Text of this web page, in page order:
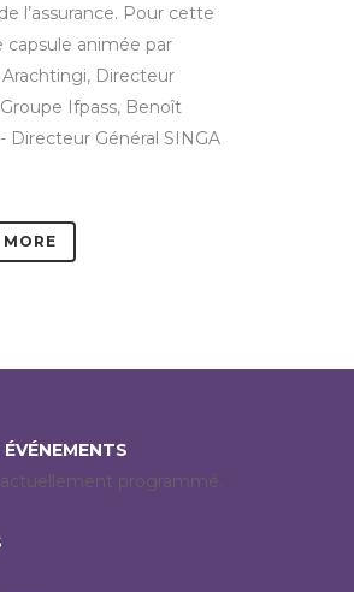
l’assurance. Pour cette
capsule animée par
Directeur
Ifpass, Benoît
Directeur Général SINGA
MORE
programmé.